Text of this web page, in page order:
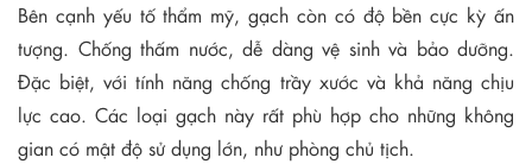
Bên cạnh yếu tố thẩm mỹ, gạch còn có độ bền cực kỳ ấn
tượng. Chống thấm nước, dễ dàng vệ sinh và bảo dưỡng.
Đặc biệt, với tính năng chống trầy xước và khả năng chịu
lực cao. Các loại gạch này rất phù hợp cho những không
gian có mật độ sử dụng lớn, như phòng chủ tịch.